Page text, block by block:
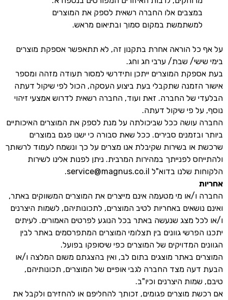
במצבים אלו החברה רשאית לספק את המוצרים
למשתמשת במקום סמוך ובתיאום מראש.
על אף כל הוראה אחרת בתקנון זה, לא תתאפשר אספקת מוצרים
בימי שישי/ שבת/ ערבי חג וחג.
בעת אספקת המוצרים ייתכן ותידרשי למסור תעודה מזהה ומספר
אישור הזמנה שתקבלי בעת ביצוע העסקה, הכול לפי שיקול דעתה
הבלעדי של החברה. זאת ועוד, החברה רשאית לדרוש אמצעי זיהוי
נוסף, על פי שיקול דעתה.
החברה עושה ככל שביכולתה על מנת לספק את המוצרים האיכותיים
ביותר ובזמנים סבירים. ככל שאת סבורה כי ישנו פגם במוצרים
שרכשת או בשירות שקיבלת אנו מצרים על כך ונשמח לעמוד לרשותך
ולהתייחס לפנייתך במהירות המרבית. ניתן לפנות אלינו לשירות
הלקוחות שלנו בדוא"ל service@magnus.co.il.
אחריות
החברה ו/או מי מטעמה אינם מייצרים את המוצרים המשווקים באתר,
ואינם נושאים באחריות לטיב המוצרים, לתכונותיהם, לשמות היצרנים
ו/או לכל מצג שנעשה באתר בכל הנוגע לפרטים האמורים. לעיתים
יתכנו הפרשי גוונים בין תצלומי המוצרים המתפרסמים באתר לבין
הגוונים המדויקים של המוצרים כפי שיסופקו בפועל.
המוצרים באתר מוצגים בתום לב, ואין בהצגתם משום המלצה ו/או
הבעת דעה מצד החברה לגבי אופיים של המוצרים, תכונותיהם,
טיבם, שמות היצרנים וכיו"ב.
אם רכשת מוצרים פגומים, זכותך להחליפם או להחזירם ולקבל את